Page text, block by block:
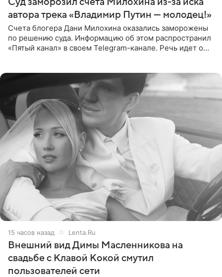
автора трека «Владимир Путин — молодец!»
Счета блогера Дани Милохина оказались заморожены
по решению суда. Информацию об этом распространил
«Пятый канал» в своем Telegram-канале. Речь идет о
15 часов назад Lenta.Ru
Внешний вид Димы Масленникова на
свадьбе с Клавой Кокой смутил
пользователей сети